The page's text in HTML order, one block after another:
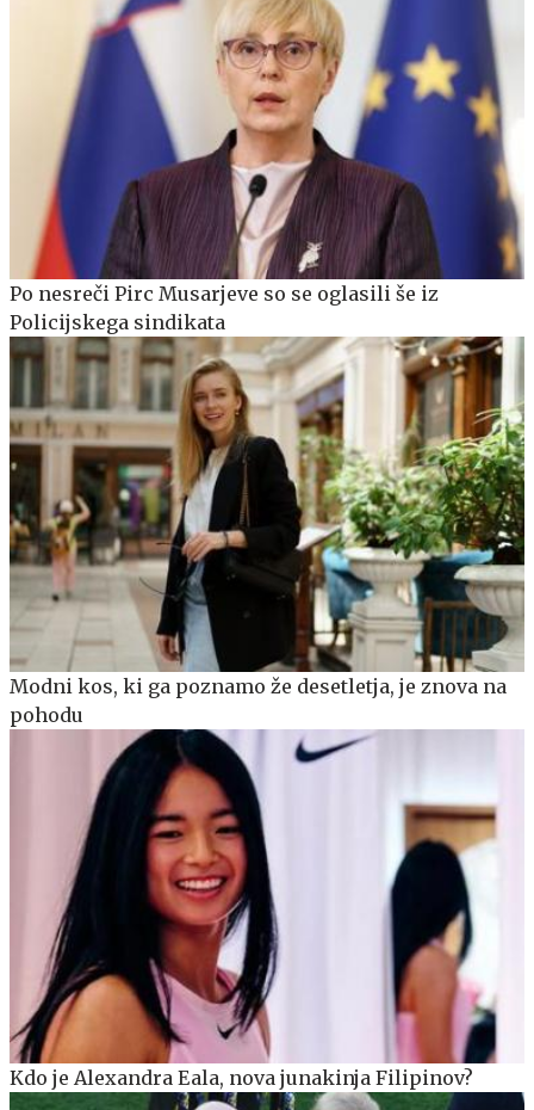
Po nesreči Pirc Musarjeve so se oglasili še iz
Policijskega sindikata
Modni kos, ki ga poznamo že desetletja, je znova na
pohodu
Kdo je Alexandra Eala, nova junakinja Filipinov?